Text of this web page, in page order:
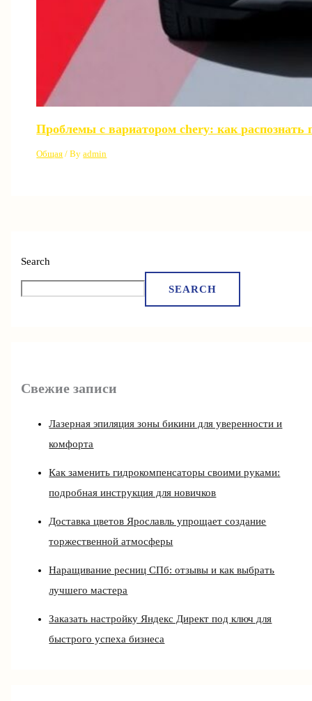
Search
SEARCH
Свежие записи
Лазерная эпиляция зоны бикини для уверенности и
комфорта
Как заменить гидрокомпенсаторы своими руками:
подробная инструкция для новичков
Доставка цветов Ярославль упрощает создание
торжественной атмосферы
Наращивание ресниц СПб: отзывы и как выбрать
лучшего мастера
Заказать настройку Яндекс Директ под ключ для
быстрого успеха бизнеса
Проблемы с вариатором chery: как распознать
Общая / Byadmin